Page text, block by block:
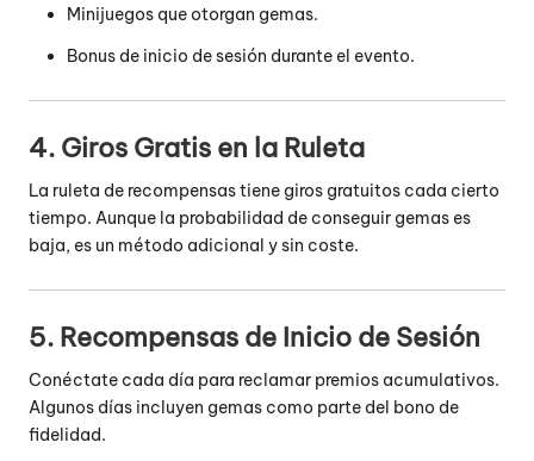
Minijuegos que otorgan gemas.
Bonus de inicio de sesión durante el evento.
4. Giros Gratis en la Ruleta
La ruleta de recompensas tiene giros gratuitos cada cierto
tiempo. Aunque la probabilidad de conseguir gemas es
baja, es un método adicional y sin coste.
5. Recompensas de Inicio de Sesión
Conéctate cada día para reclamar premios acumulativos.
Algunos días incluyen gemas como parte del bono de
fidelidad.